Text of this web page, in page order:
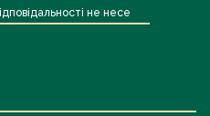
не несе